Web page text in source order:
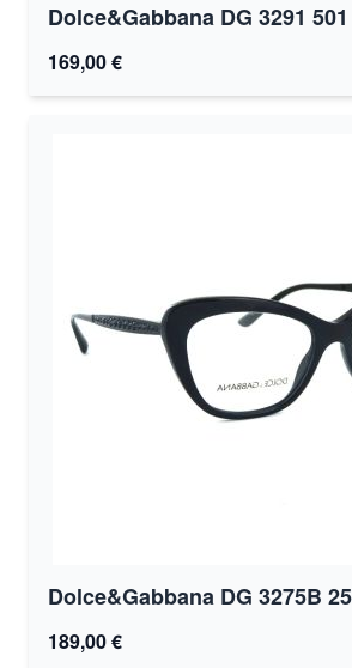
Dolce&Gabbana DG 3291
169,00 €
Dolce&Gabbana DG 3275B
189,00 €